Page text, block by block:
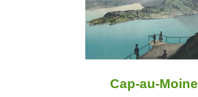
Cap-au-Moine